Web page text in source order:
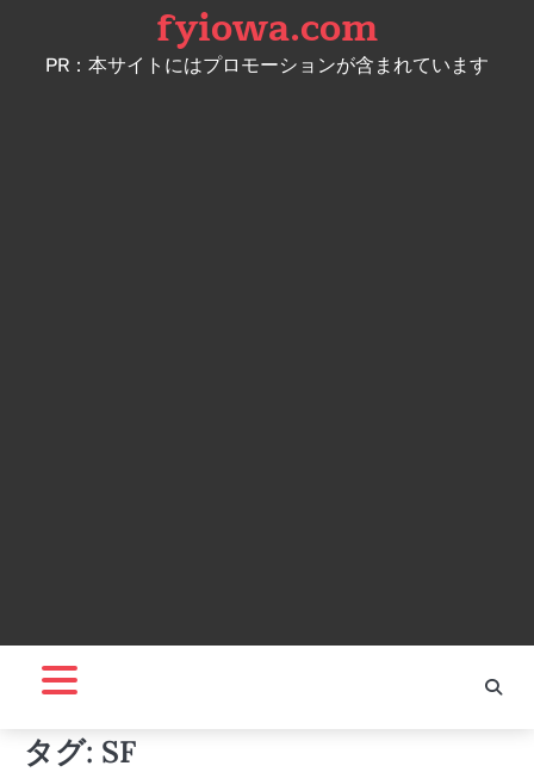
content
fyiowa.com
PR：本サイトにはプロモーションが含まれています
タグ: SF